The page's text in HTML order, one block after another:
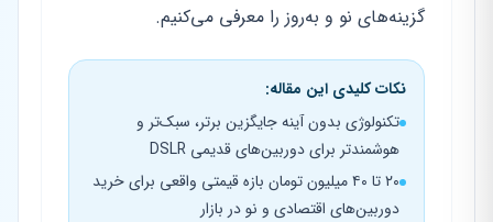
گزینه‌های نو و به‌روز را معرفی می‌کنیم.
نکات کلیدی این مقاله:
تکنولوژی بدون آینه جایگزین برتر، سبک‌تر و
هوشمندتر برای دوربین‌های قدیمی DSLR
۲۰ تا ۴۰ میلیون تومان بازه قیمتی واقعی برای خرید
دوربین‌های اقتصادی و نو در بازار